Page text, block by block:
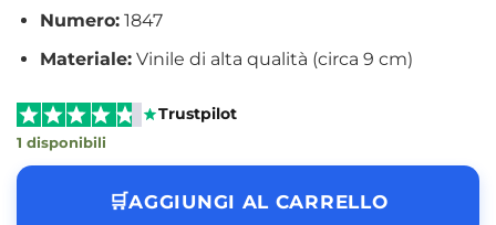
Numero:1847
Materiale:Vinile di alta qualità (circa 9 cm)
Trustpilot
1 disponibili
AGGIUNGI AL CARRELLO